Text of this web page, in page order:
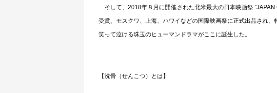
そして、2018年８月に開催された北米最大の日本映画祭
受賞。モスクワ、上海、ハワイなどの国際映画祭に正式出品され、
笑って泣ける珠玉のヒューマンドラマがここに誕生した。
【洗骨（せんこつ）とは】